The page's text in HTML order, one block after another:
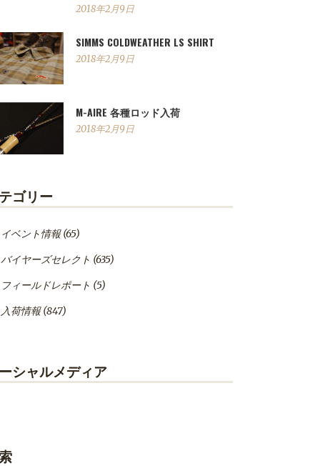
2018年2月9日
SIMMS COLDWEATHER LS SHIRT
2018年2月9日
M-AIRE 各種ロッド入荷
2018年2月9日
ゴリー
イベント情報(65)
バイヤーズセレクト (635)
フィールドレポート (5)
入荷情報(847)
シャルメディア